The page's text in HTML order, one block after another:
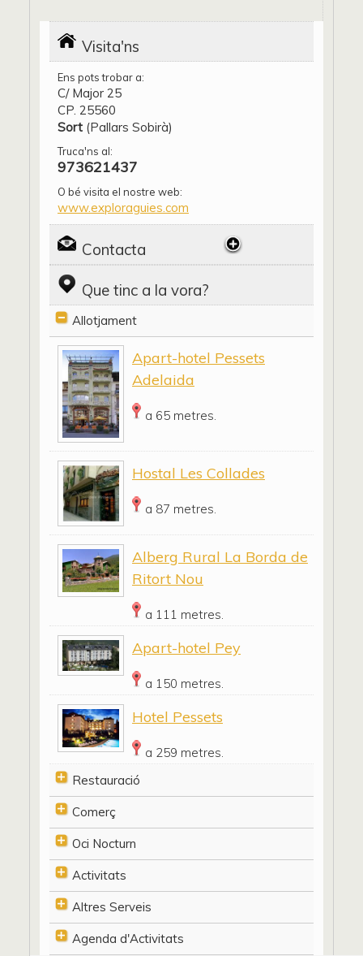
Visita'ns
Ens pots trobar a:
C/ Major 25
CP. 25560
Sort (Pallars Sobirà)
Truca'ns al:
973621437
O bé visita el nostre web:
www.exploraguies.com
Contacta
Que tinc a la vora?
Allotjament
Apart-hotel Pessets
Adelaida
a 65 metres.
Hostal Les Collades
a 87 metres.
Alberg Rural La Borda de
Ritort Nou
a 111 metres.
Apart-hotel Pey
a 150 metres.
Hotel Pessets
a 259 metres.
Restauració
Comerç
Oci Nocturn
Activitats
Altres Serveis
Agenda d'Activitats